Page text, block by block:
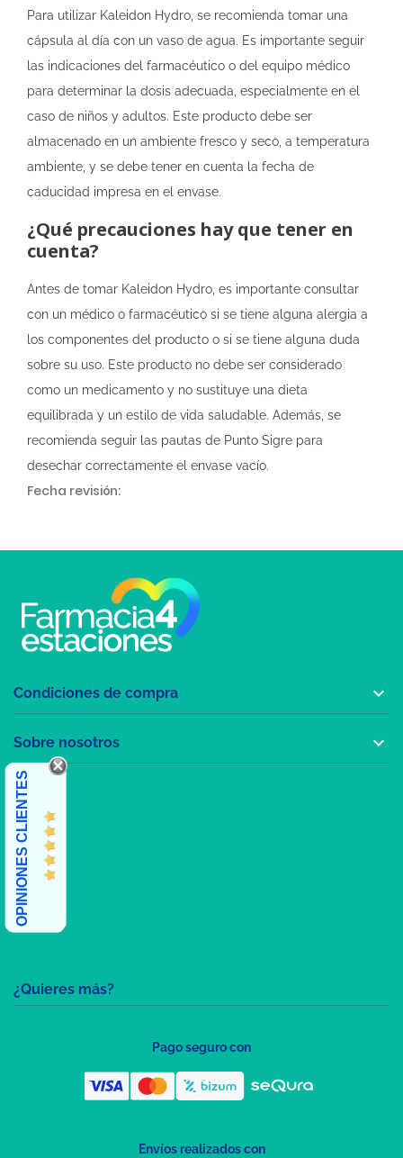
Para utilizar Kaleidon Hydro, se recomienda tomar una
cápsula al día con un vaso de agua. Es importante seguir
las indicaciones del farmacéutico o del equipo médico
para determinar la dosis adecuada, especialmente en el
caso de niños y adultos. Este producto debe ser
almacenado en un ambiente fresco y seco, a temperatura
ambiente, y se debe tener en cuenta la fecha de
caducidad impresa en el envase.
¿Qué precauciones hay que tener en
cuenta?
Antes de tomar Kaleidon Hydro, es importante consultar
con un médico o farmacéutico si se tiene alguna alergia a
los componentes del producto o si se tiene alguna duda
sobre su uso. Este producto no debe ser considerado
como un medicamento y no sustituye una dieta
equilibrada y un estilo de vida saludable. Además, se
recomienda seguir las pautas de Punto Sigre para
desechar correctamente el envase vacío.
Fecha revisión:
¿Quieres más?
Condiciones de compra 
Sobre nosotros 
OPINIONES CLIENTES
Pago seguro con
Envíos realizados con